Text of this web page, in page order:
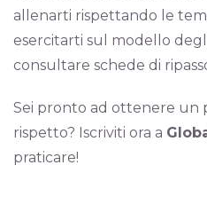
allenarti rispettando le
esercitarti sul modello degli
consultare schede di
Sei pronto ad ottenere
rispetto? Iscriviti ora a
praticare!